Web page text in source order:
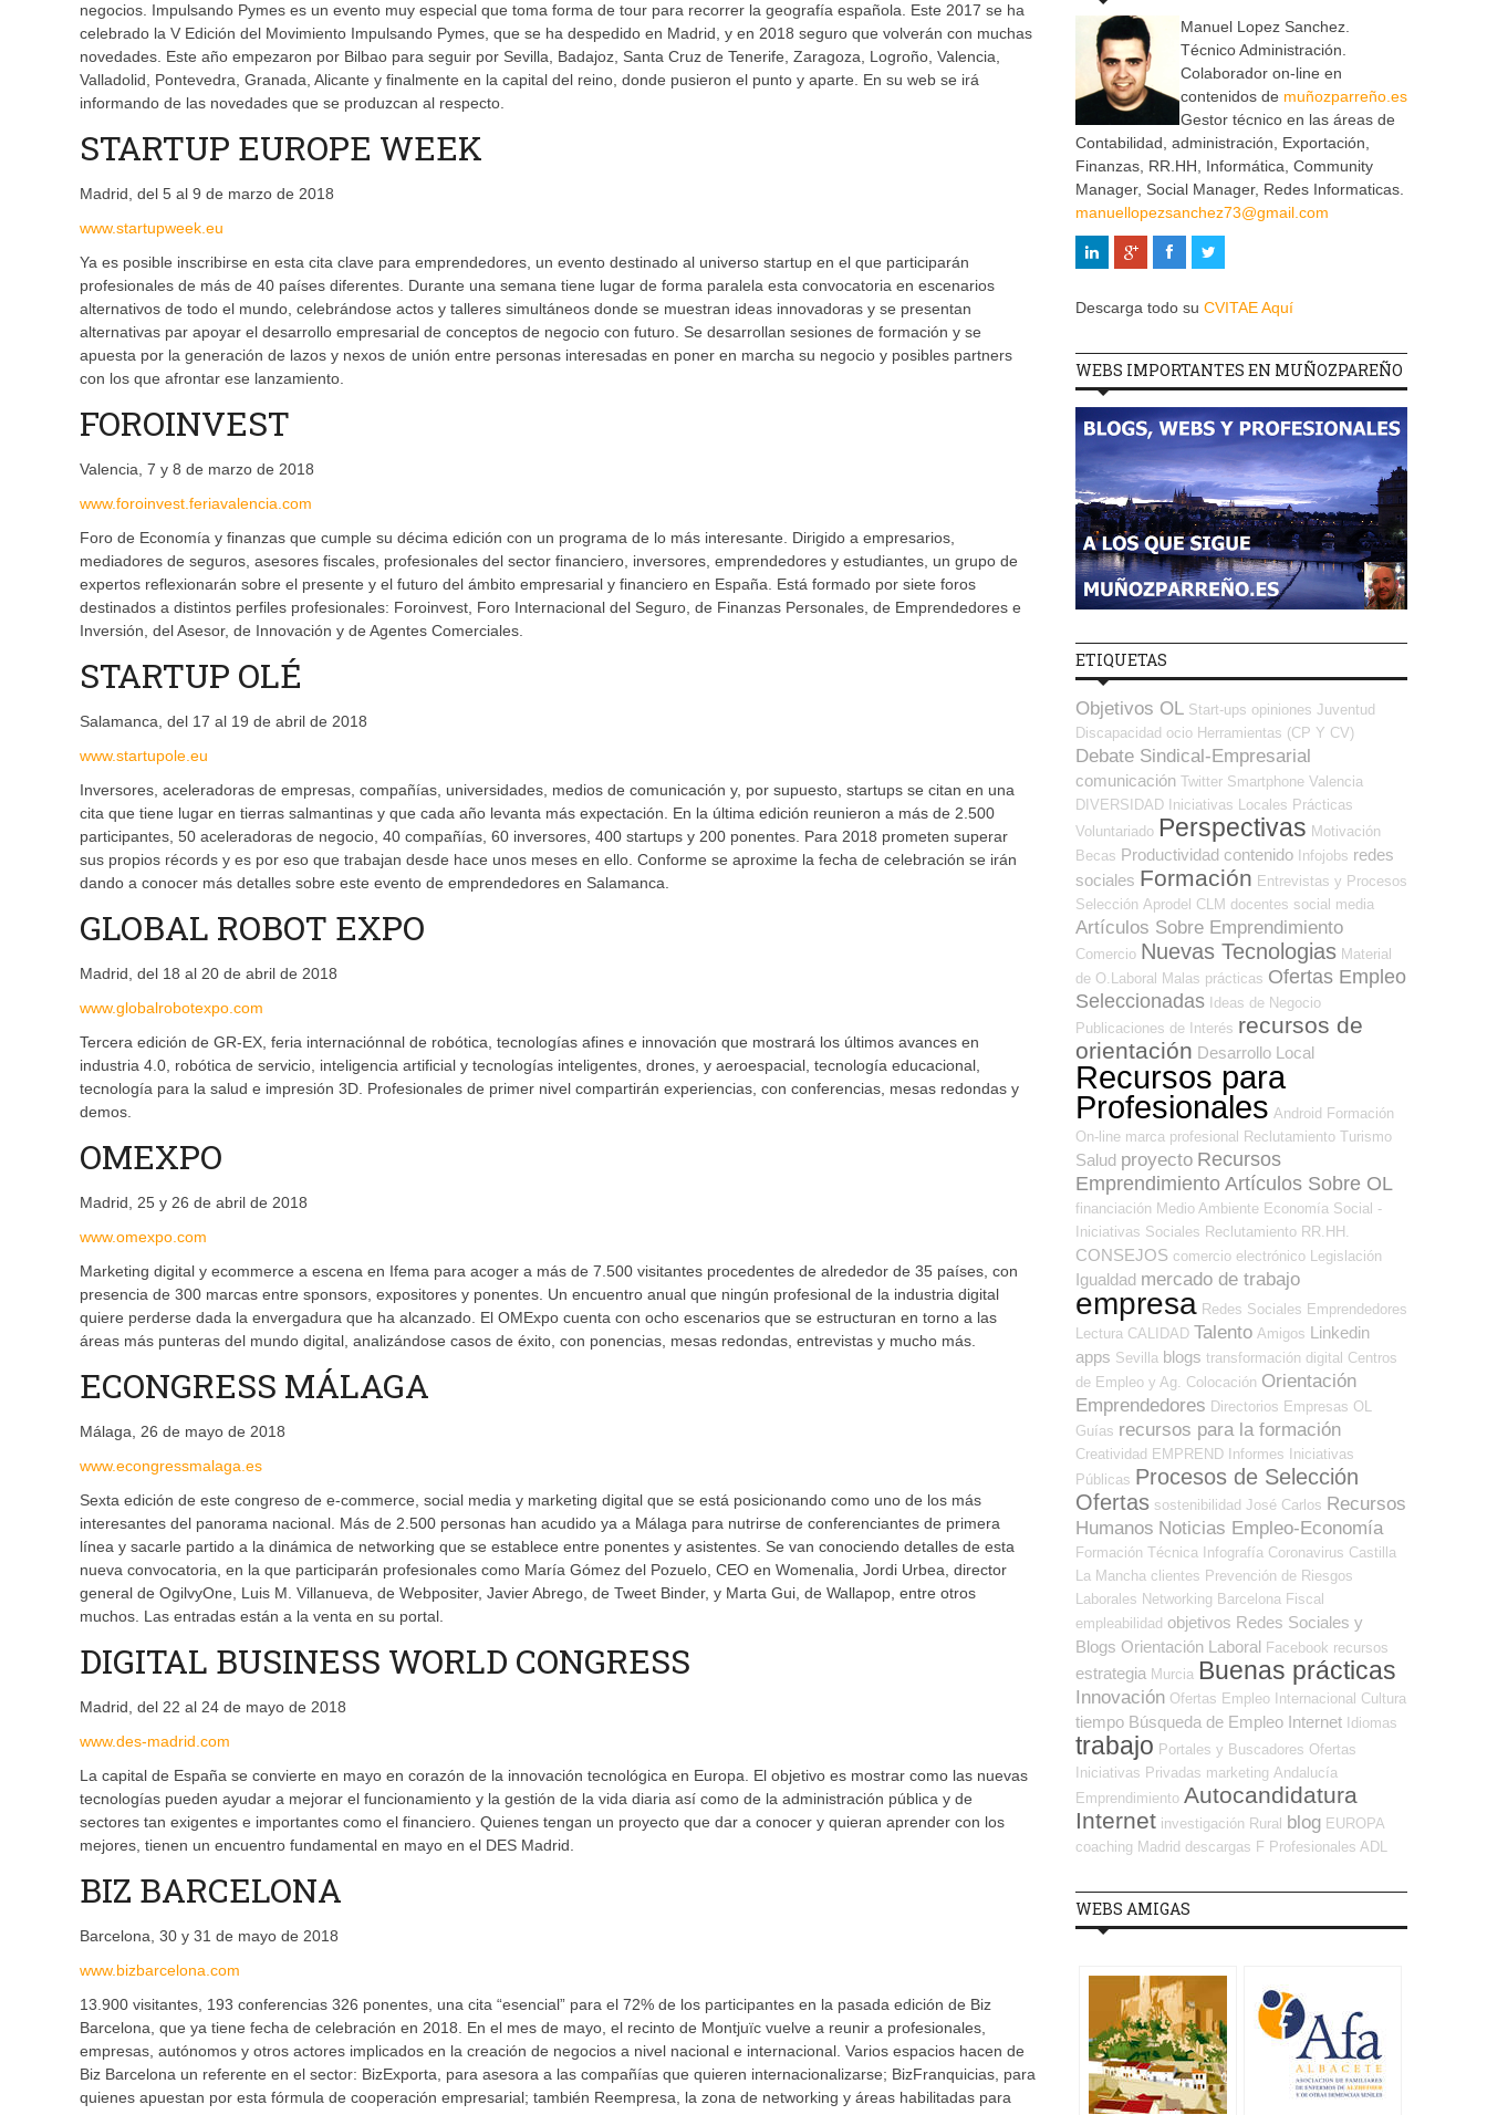
negocios. Impulsando Pymes es un evento muy especial que toma forma de tour para recorrer la geografía española. Este 2017 se ha
celebrado la V Edición del Movimiento Impulsando Pymes, que se ha despedido en Madrid, y en 2018 seguro que volverán con muchas
novedades. Este año empezaron por Bilbao para seguir por Sevilla, Badajoz, Santa Cruz de Tenerife, Zaragoza, Logroño, Valencia,
Valladolid, Pontevedra, Granada, Alicante y finalmente en la capital del reino, donde pusieron el punto y aparte. En su web se irá
informando de las novedades que se produzcan al respecto.
STARTUP EUROPE WEEK
Madrid, del 5 al 9 de marzo de 2018
www.startupweek.eu
Ya es posible inscribirse en esta cita clave para emprendedores, un evento destinado al universo startup en el que participarán
profesionales de más de 40 países diferentes. Durante una semana tiene lugar de forma paralela esta convocatoria en escenarios
alternativos de todo el mundo, celebrándose actos y talleres simultáneos donde se muestran ideas innovadoras y se presentan
alternativas par apoyar el desarrollo empresarial de conceptos de negocio con futuro. Se desarrollan sesiones de formación y se
apuesta por la generación de lazos y nexos de unión entre personas interesadas en poner en marcha su negocio y posibles partners
con los que afrontar ese lanzamiento.
FOROINVEST
Valencia, 7 y 8 de marzo de 2018
www.foroinvest.feriavalencia.com
Foro de Economía y finanzas que cumple su décima edición con un programa de lo más interesante. Dirigido a empresarios,
mediadores de seguros, asesores fiscales, profesionales del sector financiero, inversores, emprendedores y estudiantes, un grupo de
expertos reflexionarán sobre el presente y el futuro del ámbito empresarial y financiero en España. Está formado por siete foros
destinados a distintos perfiles profesionales: Foroinvest, Foro Internacional del Seguro, de Finanzas Personales, de Emprendedores e
Inversión, del Asesor, de Innovación y de Agentes Comerciales.
STARTUP OLÉ
Salamanca, del 17 al 19 de abril de 2018
www.startupole.eu
Inversores, aceleradoras de empresas, compañías, universidades, medios de comunicación y, por supuesto, startups se citan en una
cita que tiene lugar en tierras salmantinas y que cada año levanta más expectación. En la última edición reunieron a más de 2.500
participantes, 50 aceleradoras de negocio, 40 compañías, 60 inversores, 400 startups y 200 ponentes. Para 2018 prometen superar
sus propios récords y es por eso que trabajan desde hace unos meses en ello. Conforme se aproxime la fecha de celebración se irán
dando a conocer más detalles sobre este evento de emprendedores en Salamanca.
GLOBAL ROBOT EXPO
Madrid, del 18 al 20 de abril de 2018
www.globalrobotexpo.com
Tercera edición de GR-EX, feria internaciónnal de robótica, tecnologías afines e innovación que mostrará los últimos avances en
industria 4.0, robótica de servicio, inteligencia artificial y tecnologías inteligentes, drones, y aeroespacial, tecnología educacional,
tecnología para la salud e impresión 3D. Profesionales de primer nivel compartirán experiencias, con conferencias, mesas redondas y
demos.
OMEXPO
Madrid, 25 y 26 de abril de 2018
www.omexpo.com
Marketing digital y ecommerce a escena en Ifema para acoger a más de 7.500 visitantes procedentes de alrededor de 35 países, con
presencia de 300 marcas entre sponsors, expositores y ponentes. Un encuentro anual que ningún profesional de la industria digital
quiere perderse dada la envergadura que ha alcanzado. El OMExpo cuenta con ocho escenarios que se estructuran en torno a las
áreas más punteras del mundo digital, analizándose casos de éxito, con ponencias, mesas redondas, entrevistas y mucho más.
ECONGRESS MÁLAGA
Málaga, 26 de mayo de 2018
www.econgressmalaga.es
Sexta edición de este congreso de e-commerce, social media y marketing digital que se está posicionando como uno de los más
interesantes del panorama nacional. Más de 2.500 personas han acudido ya a Málaga para nutrirse de conferenciantes de primera
línea y sacarle partido a la dinámica de networking que se establece entre ponentes y asistentes. Se van conociendo detalles de esta
nueva convocatoria, en la que participarán profesionales como María Gómez del Pozuelo, CEO en Womenalia, Jordi Urbea, director
general de OgilvyOne, Luis M. Villanueva, de Webpositer, Javier Abrego, de Tweet Binder, y Marta Gui, de Wallapop, entre otros
muchos. Las entradas están a la venta en su portal.
DIGITAL BUSINESS WORLD CONGRESS
Madrid, del 22 al 24 de mayo de 2018
www.des-madrid.com
La capital de España se convierte en mayo en corazón de la innovación tecnológica en Europa. El objetivo es mostrar como las nuevas
tecnologías pueden ayudar a mejorar el funcionamiento y la gestión de la vida diaria así como de la administración pública y de
sectores tan exigentes e importantes como el financiero. Quienes tengan un proyecto que dar a conocer y quieran aprender con los
mejores, tienen un encuentro fundamental en mayo en el DES Madrid.
BIZ BARCELONA
Barcelona, 30 y 31 de mayo de 2018
www.bizbarcelona.com
13.900 visitantes, 193 conferencias 326 ponentes, una cita “esencial” para el 72% de los participantes en la pasada edición de Biz
Barcelona, que ya tiene fecha de celebración en 2018. En el mes de mayo, el recinto de Montjuïc vuelve a reunir a profesionales,
empresas, autónomos y otros actores implicados en la creación de negocios a nivel nacional e internacional. Varios espacios hacen de
Biz Barcelona un referente en el sector: BizExporta, para asesora a las compañías que quieren internacionalizarse; BizFranquicias, para
quienes apuestan por esta fórmula de cooperación empresarial; también Reempresa, la zona de networking y áreas habilitadas para
Manuel Lopez Sanchez.
Técnico Administración.
Colaborador on-line en
contenidos de muñozparreño.es
Gestor técnico en las áreas de
Contabilidad, administración, Exportación,
Finanzas, RR.HH, Informática, Community
Manager, Social Manager, Redes Informaticas.
manuellopezsanchez73@gmail.com
Descarga todo su CVITAE Aquí
WEBS IMPORTANTES EN MUÑOZPAREÑO
ETIQUETAS
Objetivos OL Start-ups opiniones Juventud
Discapacidad ocio Herramientas (CP Y CV)
Debate Sindical-Empresarial
comunicación Twitter Smartphone Valencia
DIVERSIDAD Iniciativas Locales Prácticas
Voluntariado Perspectivas Motivación
Becas Productividad contenido Infojobs redes
sociales Formación Entrevistas y Procesos
Selección Aprodel CLM docentes social media
Artículos Sobre Emprendimiento
Comercio Nuevas Tecnologias Material
de O.Laboral
Malas prácticas Ofertas Empleo
Seleccionadas Ideas de Negocio
Publicaciones de Interés recursos de
orientación Desarrollo Local
Recursos para
Profesionales Android Formación
On-line marca profesional Reclutamiento Turismo
Salud proyecto Recursos
Emprendimiento Artículos Sobre OL
financiación Medio Ambiente Economía Social -
Iniciativas Sociales Reclutamiento RR.HH.
CONSEJOS comercio electrónico Legislación
Igualdad mercado de trabajo
empresa Redes Sociales Emprendedores
Lectura CALIDAD Talento Amigos Linkedin
apps Sevilla blogs transformación digital Centros
de Empleo y Ag. Colocación Orientación
Emprendedores Directorios Empresas OL
Guías recursos para la formación
Creatividad EMPREND Informes
Iniciativas
Públicas Procesos de Selección
Ofertas sostenibilidad José Carlos Recursos
Humanos Noticias Empleo-Economía
Formación Técnica Infografía Coronavirus Castilla
La Mancha clientes Prevención de Riesgos
Laborales Networking Barcelona Fiscal
empleabilidad objetivos Redes Sociales y
Blogs Orientación Laboral Facebook recursos
estrategia Murcia Buenas prácticas
Innovación Ofertas Empleo Internacional Cultura
tiempo Búsqueda de Empleo Internet Idiomas
trabajo Portales y Buscadores Ofertas
Iniciativas Privadas marketing Andalucía
Emprendimiento Autocandidatura
Internet investigación Rural blog EUROPA
coaching Madrid descargas F Profesionales ADL
WEBS AMIGAS